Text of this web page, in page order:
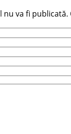
nu va fi publicată.